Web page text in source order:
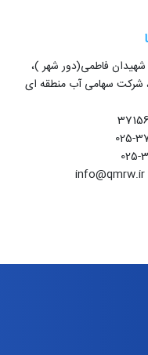
فاطمی(دور شهر )،
شرکت سهامی آب منطقه ای